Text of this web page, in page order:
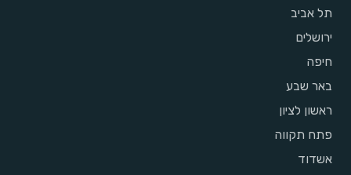
תל אביב
ירושלים
חיפה
באר שבע
ראשון לציון
פתח תקווה
אשדוד